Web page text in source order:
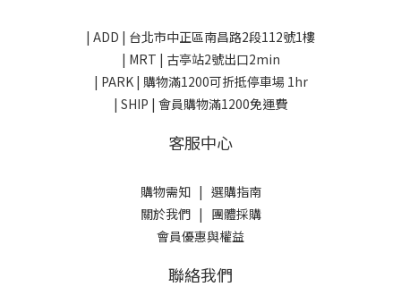
| ADD | 台北市中正區南昌路2段112號1樓
| MRT | 古亭站2號出口2min
| PARK | 購物滿1200可折抵停車場 1hr
| SHIP | 會員購物滿1200免運費
客服中心
購物需知| 選購指南
關於我們| 團體採購
會員優惠與權益
聯絡我們